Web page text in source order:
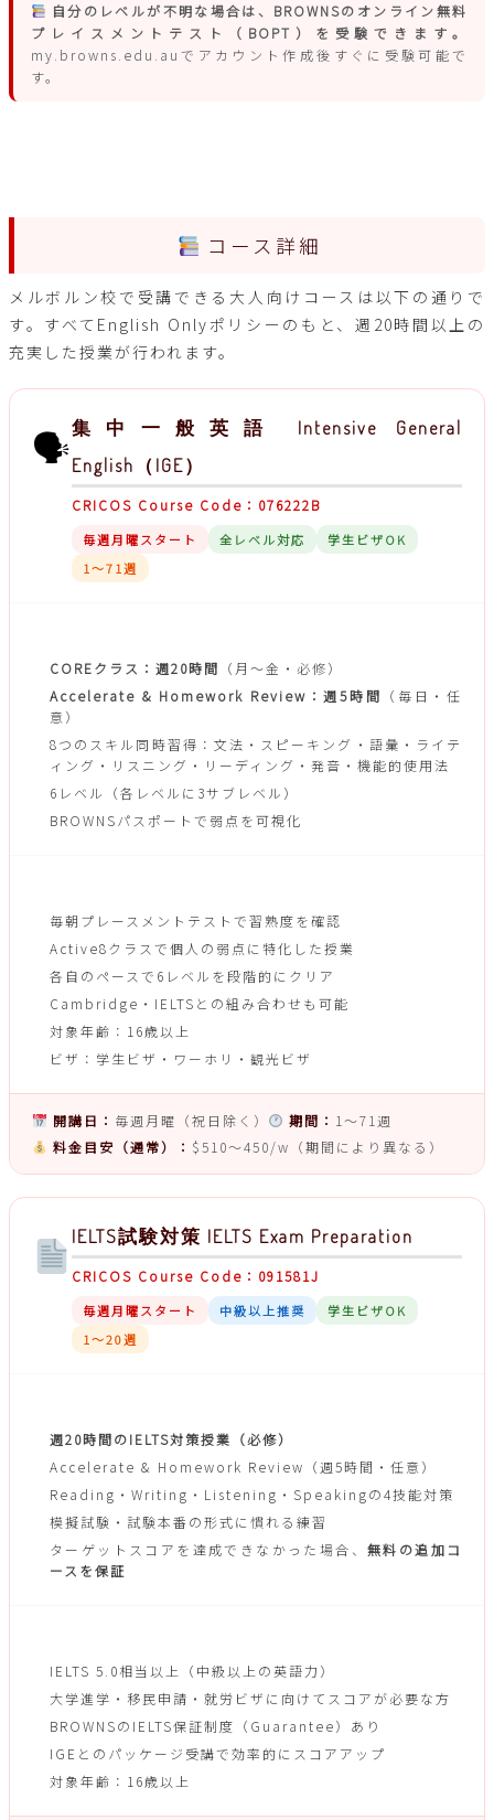
自分のレベルが不明な場合は、BROWNSのオンライン無料
プレイスメントテスト（BOPT）を受験できます。
my.browns.edu.auでアカウント作成後すぐに受験可能で
す。
コース詳細
メルボルン校で受講できる大人向けコースは以下の通りで
す。すべてEnglish Onlyポリシーのもと、週20時間以上の
充実した授業が行われます。
🗣集中一般英語 Intensive General
English（IGE）
CRICOS Course Code：076222B
毎週月曜スタート 全レベル対応
学生ビザOK
1〜71週
COREクラス：週20時間 （月〜金・必修）
Accelerate & Homework Review：週5時間 （毎日・任
意）
8つのスキル同時習得：文法・スピーキング・語彙・ライテ
ィング・リスニング・リーディング・発音・機能的使用法
6レベル（各レベルに3サブレベル）
BROWNSパスポートで弱点を可視化
毎朝プレースメントテストで習熟度を確認
Active8クラスで個人の弱点に特化した授業
各自のペースで6レベルを段階的にクリア
Cambridge・IELTSとの組み合わせも可能
対象年齢：16歳以上
ビザ：学生ビザ・ワーホリ・観光ビザ
開講日： 毎週月曜（祝日除く） 期間： 1〜71週
料金目安（通常）： $510〜450/w（期間により異なる）
IELTS試験対策 IELTS Exam Preparation
CRICOS Course Code：091581J
毎週月曜スタート 中級以上推奨
学生ビザOK
1〜20週
週20時間のIELTS対策授業（必修）
Accelerate & Homework Review（週5時間・任意）
Reading・Writing・Listening・Speakingの4技能対策
模擬試験・試験本番の形式に慣れる練習
ターゲットスコアを達成できなかった場合、 無料の追加コ
ースを保証
IELTS 5.0相当以上（中級以上の英語力）
大学進学・移民申請・就労ビザに向けてスコアが必要な方
BROWNSのIELTS保証制度（Guarantee）あり
IGEとのパッケージ受講で効率的にスコアアップ
対象年齢：16歳以上